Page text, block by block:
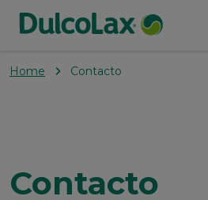
Produtos
Valores
Home Contacto
Contacto